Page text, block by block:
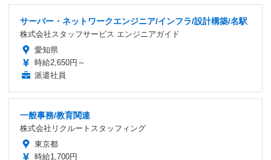
サーバー・ネットワークエンジニア/インフラ/設計構築/名駅
株式会社スタッフサービス エンジニアガイド
愛知県
時給2,650円～
派遣社員
一般事務/教育関連
株式会社リクルートスタッフィング
東京都
時給1,700円